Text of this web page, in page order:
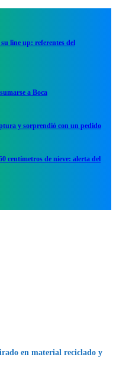
line up: referentes del
a Boca
y sorprendió con un pedido
centímetros de nieve: alerta del
en material reciclado y